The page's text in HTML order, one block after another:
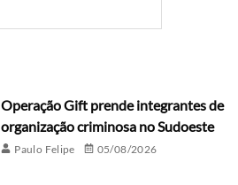
Operação Gift prende integrantes de
organização criminosa no Sudoeste
Paulo Felipe 05/08/2026